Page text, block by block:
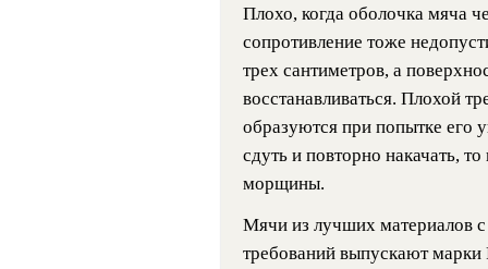
Плохо, когда оболочка мяча
сопротивление тоже
трех сантиметров, а
восстанавливаться. Плохой
образуются при попытке его
сдуть и повторно накачать,
морщины.
Мячи из лучших материалов
требований выпускают